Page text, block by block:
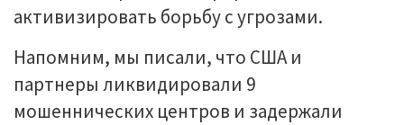
активизировать борьбу с угрозами.
Напомним, мы писали, что США и
партнеры ликвидировали 9
мошеннических центров и задержали